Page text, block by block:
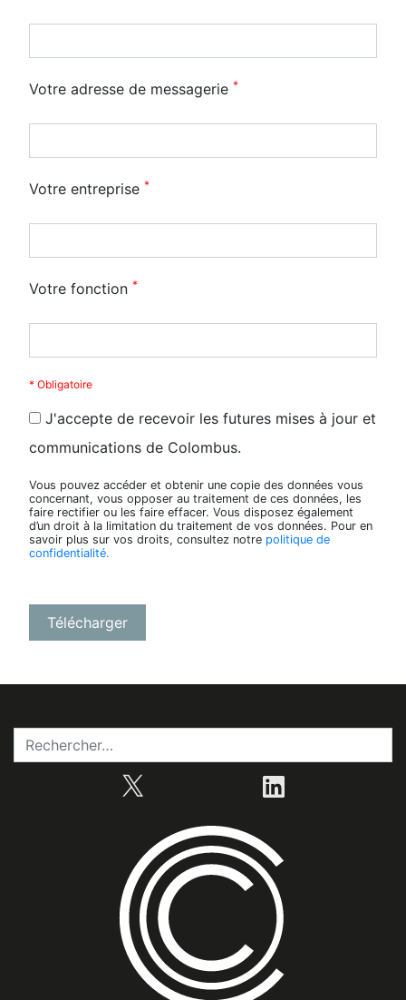
Votre adresse de messagerie *
Votre entreprise *
Votre fonction *
* Obligatoire
J'accepte de recevoir les futures mises à jour et
communications de Colombus.
Vous pouvez accéder et obtenir une copie des données vous
concernant, vous opposer au traitement de ces données, les
faire rectifier ou les faire effacer. Vous disposez également
d’un droit à la limitation du traitement de vos données. Pour en
savoir plus sur vos droits, consultez notre politique de
confidentialité.
LinkedIn